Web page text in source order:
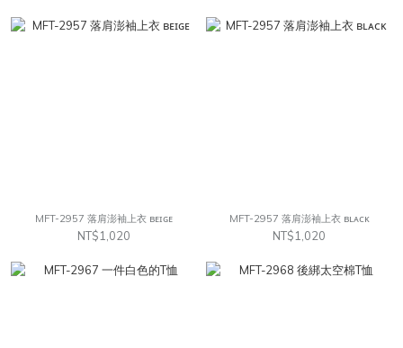
MFT-2957 落肩澎袖上衣 ʙᴇɪɢᴇ
NT$1,020
MFT-2957 落肩澎袖上衣 ʙʟᴀᴄᴋ
NT$1,020